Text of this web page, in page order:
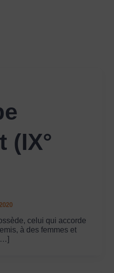
(IX°
celui qui accorde
à des femmes et